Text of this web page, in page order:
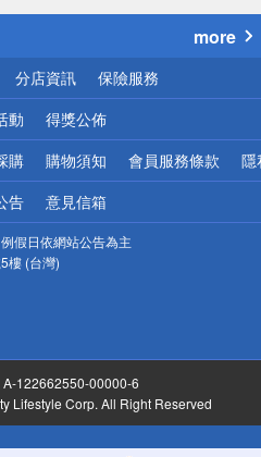
心！
more
分店資訊 保險服務
動 得獎公佈
購 購物須知 會員服務條款 隱
告 意見信箱
假日依網站公告為主
樓 (台灣)
A-122662550-00000-6
Lifestyle Corp. All Right Reserved